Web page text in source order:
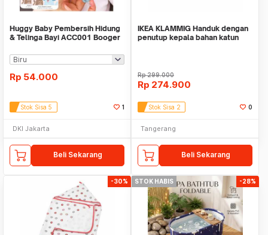
Huggy Baby Pembersih Hidung
& Telinga Bayi ACC001 Booger
Rp 54.000
Stok Sisa 5 1
DKI Jakarta
Beli Sekarang
IKEA KLAMMIG Handuk dengan
penutup kepala bahan katun
Rp299.000
Rp 274.900
Stok Sisa 2 0
Tangerang
Beli Sekarang
-30% STOK HABIS -28%